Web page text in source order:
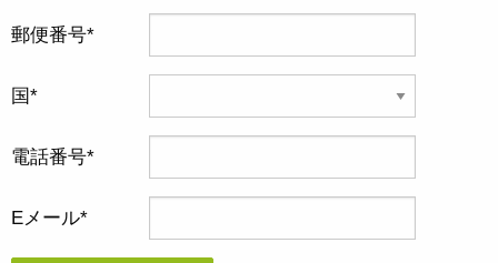
郵便番号
国
電話番号
Eメール